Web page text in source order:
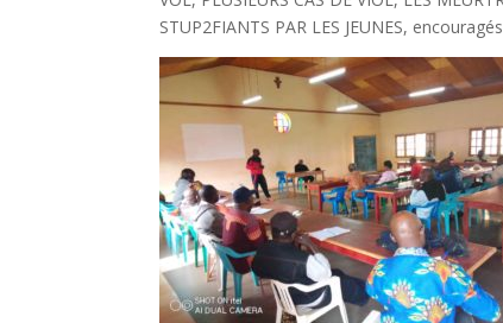
STUP2FIANTS PAR LES JEUNES,